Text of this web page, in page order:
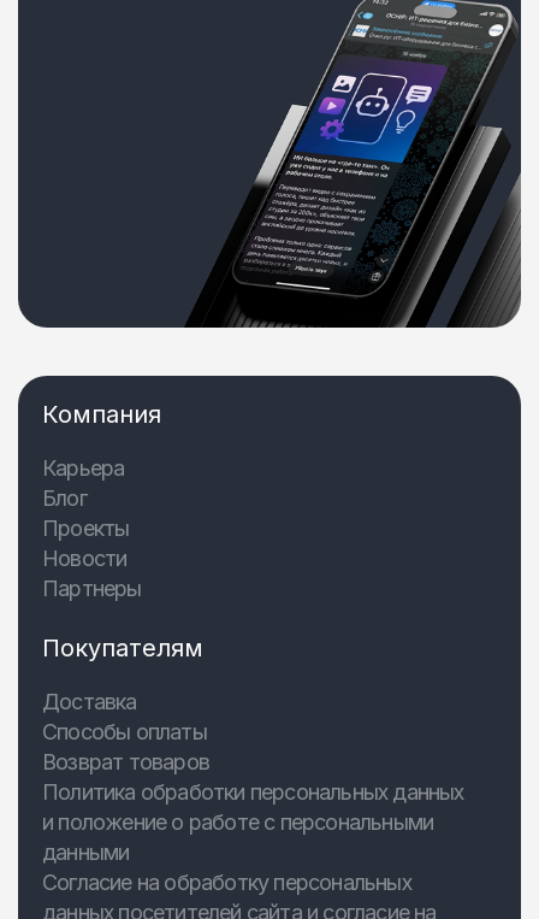
Компания
Карьера
Блог
Проекты
Новости
Партнеры
Покупателям
Доставка
Способы оплаты
Возврат товаров
Политика обработки персональных данных
и положение о работе с персональными
данными
Согласие на обработку персональных
данных посетителей сайта и согласие на